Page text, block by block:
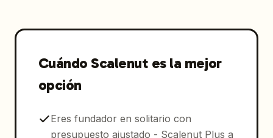
Cuándo Scalenut es la mejor
opción
Eres fundador en solitario con
presupuesto ajustado - Scalenut Plus a